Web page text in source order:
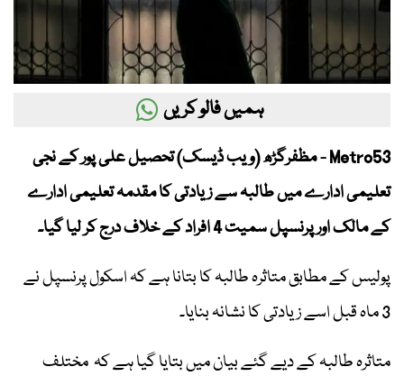
ہمیں فالو کریں
Metro53 - مظفرگڑھ (ویب ڈیسک) تحصیل علی پور کے نجی
تعلیمی ادارے میں طالبہ سے زیادتی کا مقدمہ تعلیمی ادارے
کے مالک اور پرنسپل سمیت 4 افراد کے خلاف درج کر لیا گیا۔
پولیس کے مطابق متاثرہ طالبہ کا بتانا ہے کہ اسکول پرنسپل نے
3 ماہ قبل اسے زیادتی کا نشانہ بنایا۔
متاثرہ طالبہ کے دیے گئے بیان میں بتایا گیا ہے کہ مختلف